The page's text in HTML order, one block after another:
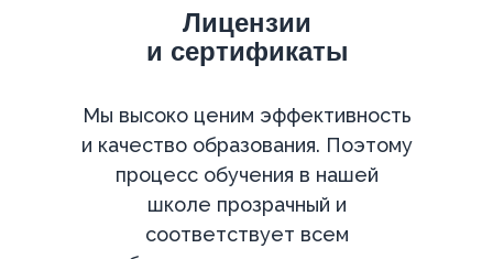
Лицензии
и сертификаты
Мы высоко ценим эффективность
и качество образования. Поэтому
процесс обучения в нашей
школе прозрачный и
соответствует всем